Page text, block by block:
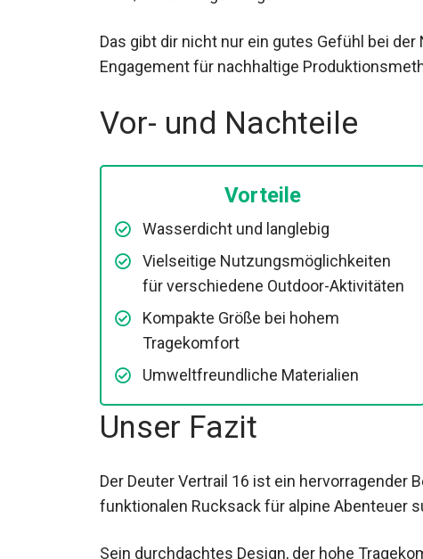
Das gibt dir nicht nur ein gutes Gefühl bei der
Vor- und Nachteile
Vorteile
Vielseitige Nutzungsmöglichkeiten
Kompakte Größe bei hohem
Unser Fazit
Der Deuter Vertrail 16 ist ein hervorragender